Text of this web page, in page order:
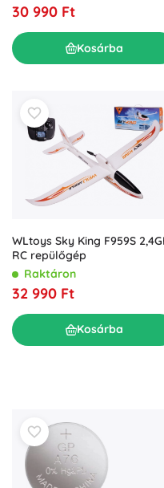
30 990 Ft
Kosárba
WLtoys Sky King F959S
RC repülőgép
Raktáron
32 990 Ft
Kosárba